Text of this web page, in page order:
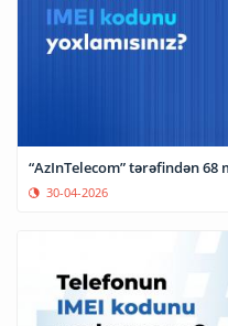
“AzInTelecom” tərəfindən 68
30-04-2026